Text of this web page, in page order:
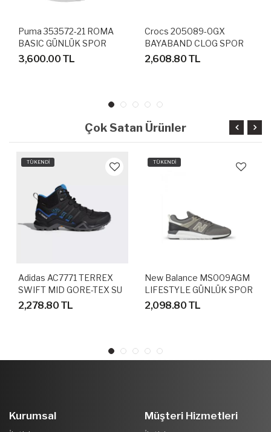
Puma 353572-21 ROMA
BASIC GÜNLÜK SPOR
AYAKKABI
3,600.00 TL
Crocs 205089-0GX
BAYABAND CLOG SPOR
TERLİK SANDALET
2,608.80 TL
Çok Satan Ürünler
TÜKENDİ
Adidas AC7771 TERREX
SWIFT MID GORE-TEX SU
GEÇİRMEZ OUTDOOR
AYAKKABI
2,278.80 TL
TÜKENDİ
New Balance MS009AGM
LIFESTYLE GÜNLÜK SPOR
AYAKKABI
2,098.80 TL
Kurumsal Müşteri Hizmetleri